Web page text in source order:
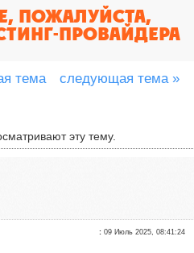
ПОЖАЛУЙСТА,
ПРОВАЙДЕРА
тема
следующая тема »
эту тему.
:09 Июль 2025, 08:41:24